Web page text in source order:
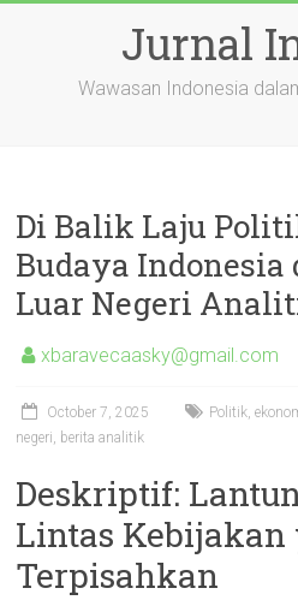
Jurnal
Wawasan Indonesia
Di Balik Laju
Budaya Indonesia
Luar Negeri
xbaravecaasky@gmail.com
October 7, 2025
Politik,
negeri, berita analitik
Deskriptif:
Lintas Kebijakan
Terpisahkan